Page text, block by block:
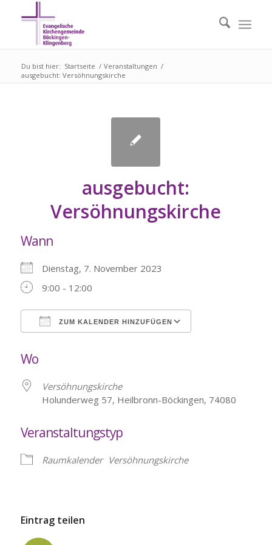
Du bist hier: Startseite / Veranstaltungen /
ausgebucht: Versöhnungskirche
ausgebucht:
Versöhnungskirche
Wann
Dienstag, 7. November 2023
9:00 - 12:00
ZUM KALENDER HINZUFÜGEN
Wo
Versöhnungskirche
Holunderweg 57, Heilbronn-Böckingen, 74080
Veranstaltungstyp
Raumkalender Versöhnungskirche
Eintrag teilen